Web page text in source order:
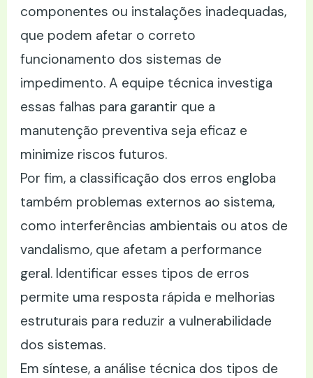
componentes ou instalações inadequadas,
que podem afetar o correto
funcionamento dos sistemas de
impedimento. A equipe técnica investiga
essas falhas para garantir que a
manutenção preventiva seja eficaz e
minimize riscos futuros.
Por fim, a classificação dos erros engloba
também problemas externos ao sistema,
como interferências ambientais ou atos de
vandalismo, que afetam a performance
geral. Identificar esses tipos de erros
permite uma resposta rápida e melhorias
estruturais para reduzir a vulnerabilidade
dos sistemas.
Em síntese, a análise técnica dos tipos de